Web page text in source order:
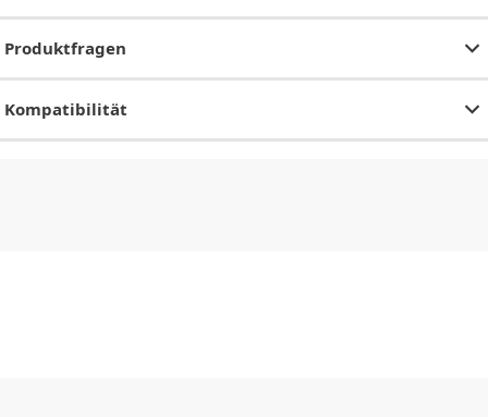
Produktfragen
Kompatibilität